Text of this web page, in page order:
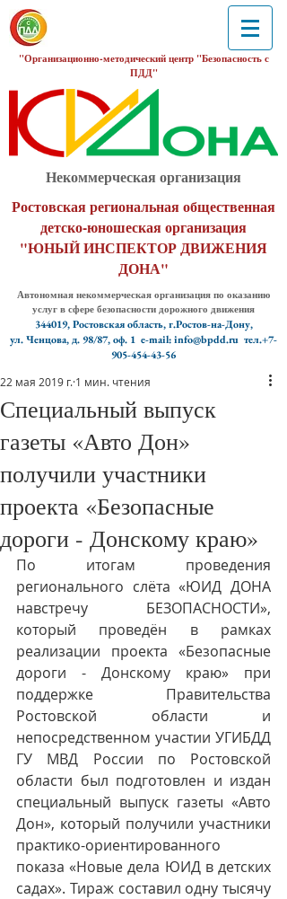
"Организационно-методический центр "Безопасность с
ПДД"
Некоммерческая организация
Ростовская региональная общественная
детско-юношеская организация
"ЮНЫЙ ИНСПЕКТОР ДВИЖЕНИЯ
ДОНА"
Автономная некоммерческая организация по оказанию
услуг в сфере безопасности дорожного движения
344019, Ростовская область, г.Ростов-на-Дону,
ул. Ченцова, д. 98/87, оф. 1 e-mail: info@bpdd.ru тел.+7-
905-454-43-56
Специальный выпуск
газеты «Авто Дон»
получили участники
проекта «Безопасные
дороги - Донскому краю»
22 мая 2019 г. 1 мин. чтения
По итогам проведения
регионального слёта «ЮИД ДОНА
навстречу БЕЗОПАСНОСТИ»,
который проведён в рамках
реализации проекта «Безопасные
дороги - Донскому краю» при
поддержке Правительства
Ростовской области и
непосредственном участии УГИБДД
ГУ МВД России по Ростовской
области был подготовлен и издан
специальный выпуск газеты «Авто
Дон», который получили участники
практико-ориентированного
показа «Новые дела ЮИД в детских
садах». Тираж составил одну тысячу